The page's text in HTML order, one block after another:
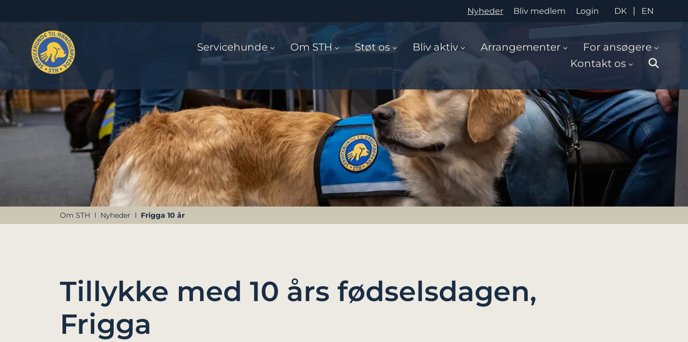
Nyheder
Bliv medlem Login DK | EN
Servicehunde Om STH Støt os Bliv aktiv Arrangementer
For ansøgere
Kontakt os
Om STH Nyheder Frigga 10 år
Tillykke med 10 års fødselsdagen,
Frigga